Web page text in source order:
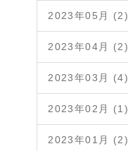
2023年05月 (2)
2023年04月 (2)
2023年03月 (4)
2023年02月 (1)
2023年01月 (2)